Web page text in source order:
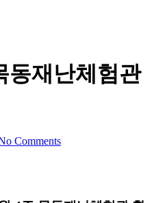
동재난체험관
Comments